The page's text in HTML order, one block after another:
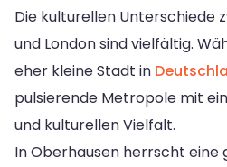
Die kulturellen Unterschiede
und London sind vielfältig.
eher kleine Stadt in
pulsierende Metropole mit
und kulturellen Vielfalt.
In Oberhausen herrscht eine